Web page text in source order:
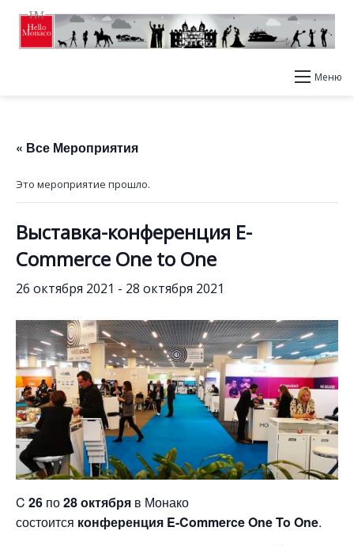
Меню
« Все Мероприятия
Это мероприятие прошло.
Выставка-конференция E-
Commerce One to One
26 октября 2021 - 28 октября 2021
C 26 по28 октября в Монако
состоится конференция E-Commerce One To One.